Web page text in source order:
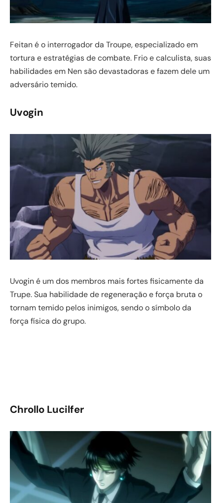
Feitan é o interrogador da Troupe, especializado em
tortura e estratégias de combate. Frio e calculista, suas
habilidades em Nen são devastadoras e fazem dele um
adversário temido.
Uvogin
Uvogin é um dos membros mais fortes fisicamente da
Trupe. Sua habilidade de regeneração e força bruta o
tornam temido pelos inimigos, sendo o símbolo da
força física do grupo.
Chrollo Lucilfer